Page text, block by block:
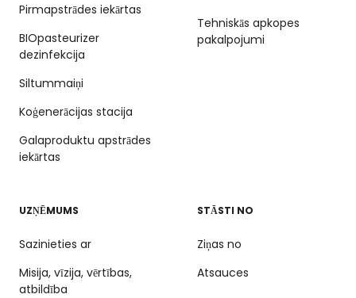
Pirmapstrādes iekārtas
BIOpasteurizer
dezinfekcija
Siltummaiņi
Koģenerācijas stacija
Galaproduktu apstrādes
iekārtas
Tehniskās apkopes
pakalpojumi
UZŅĒMUMS
Sazinieties ar
Misija, vīzija, vērtības,
atbildība
STĀSTI NO
Ziņas no
Atsauces